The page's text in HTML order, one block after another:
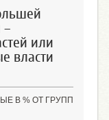
–
или
власти
В % ОТ ГРУПП